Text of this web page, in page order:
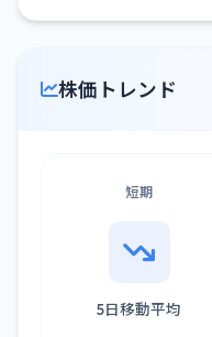
株価トレンド
短期
5日移動平均